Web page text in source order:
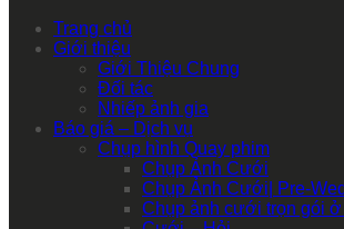
Trang chủ
Giới thiệu
Giới Thiệu Chung
Đối tác
Nhiếp ảnh gia
Báo giá – Dịch vụ
Chụp hình Quay phim
Chụp Ảnh Cưới
Chụp Ảnh Cưới| Pre-
Chụp ảnh cưới trọn gói